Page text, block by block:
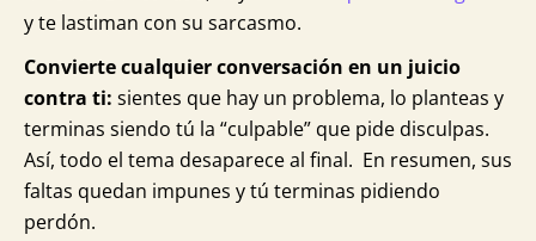
y te lastiman con su sarcasmo.
Convierte cualquier conversación en un juicio
contra ti: sientes que hay un problema, lo planteas y
terminas siendo tú la “culpable” que pide disculpas.
Así, todo el tema desaparece al final. En resumen, sus
faltas quedan impunes y tú terminas pidiendo
perdón.